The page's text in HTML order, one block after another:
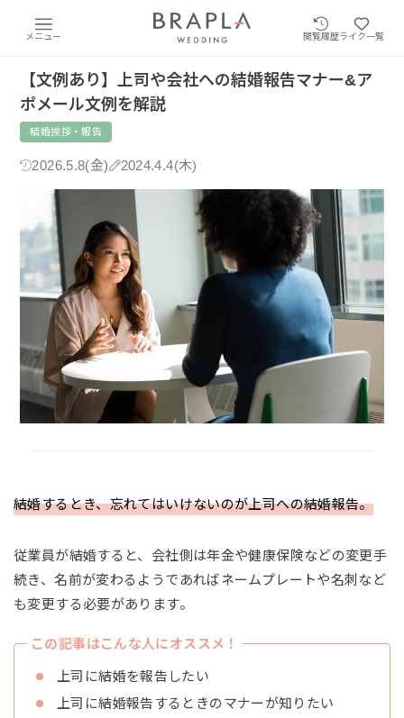
メニュー 閲覧履歴ライク一覧
【文例あり】上司や会社への結婚報告マナー&ア
ポメール文例を解説
結婚挨拶・報告
2026.5.8(金) 2024.4.4(木)
結婚するとき、忘れてはいけないのが上司への結婚報告。
従業員が結婚すると、会社側は年金や健康保険などの変更手
続き、名前が変わるようであればネームプレートや名刺など
も変更する必要があります。
この記事はこんな人にオススメ！
上司に結婚を報告したい
上司に結婚報告するときのマナーが知りたい